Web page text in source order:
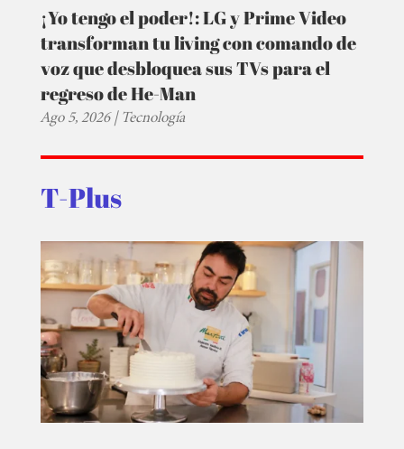
¡Yo tengo el poder!: LG y Prime Video
transforman tu living con comando de
voz que desbloquea sus TVs para el
regreso de He-Man
Ago 5, 2026|Tecnología
T-Plus